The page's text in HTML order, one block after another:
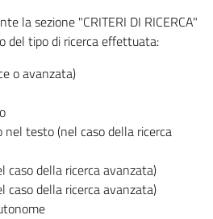
la sezione "CRITERI DI RICERCA"
del tipo di ricerca effettuata:
o avanzata)
testo (nel caso della ricerca
caso della ricerca avanzata)
caso della ricerca avanzata)